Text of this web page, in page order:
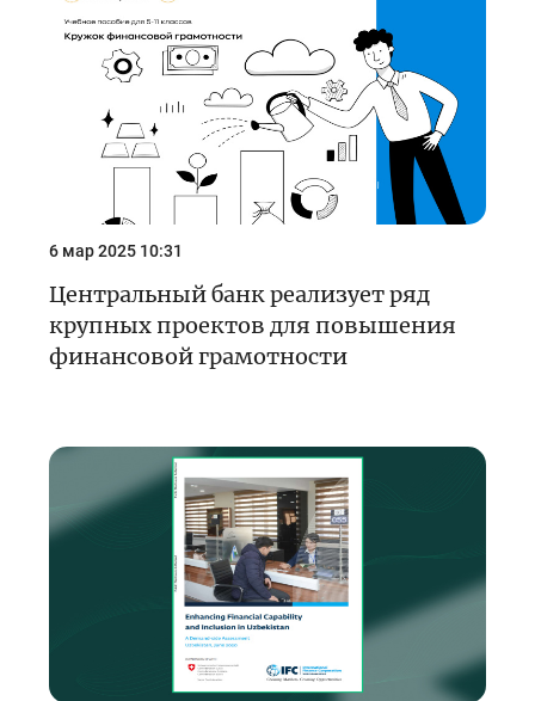
6 мар 2025 10:31
Центральный банк реализует ряд
крупных проектов для повышения
финансовой грамотности